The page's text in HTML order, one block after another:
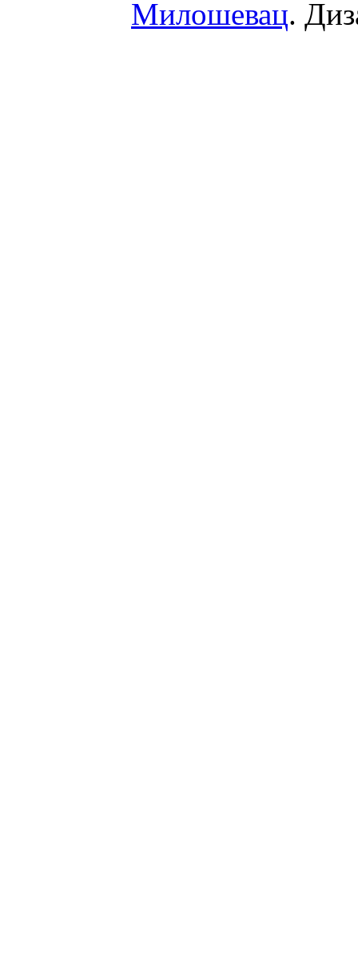
Милошевац.